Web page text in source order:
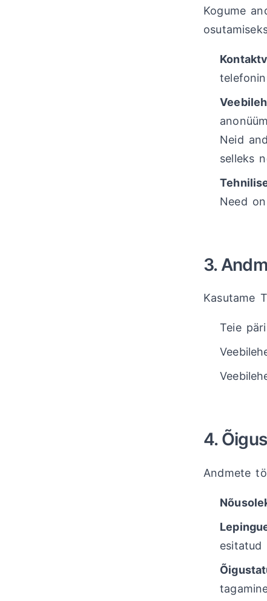
Kogume
Neid
selleks
Need
3.
Kasutame
Teie
4.
Andmete
esitatud